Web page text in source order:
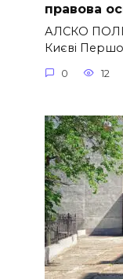
правова
АЛСКО
Києві
0 12